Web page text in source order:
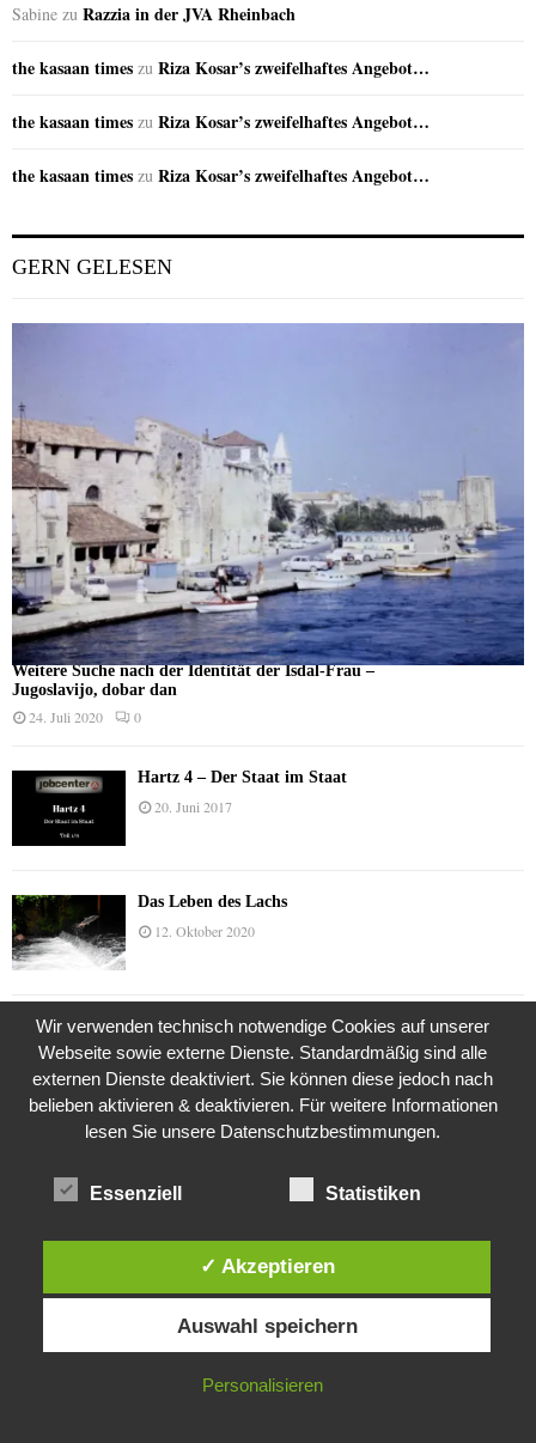
Sabine zu Razzia in der JVA Rheinbach
the kasaan times zu Riza Kosar’s zweifelhaftes Angebot…
the kasaan times zu Riza Kosar’s zweifelhaftes Angebot…
the kasaan times zu Riza Kosar’s zweifelhaftes Angebot…
GERN GELESEN
Weitere Suche nach der Identität der Isdal-Frau –
Jugoslavijo, dobar dan
24. Juli 2020 0
Hartz 4 – Der Staat im Staat
20. Juni 2017
Das Leben des Lachs
12. Oktober 2020
Die Geschichte der Kubushäuser
9. Juli 2018
Die Brexit-Lüge (1/8 Teil)
Diese Website verwendet Cookies. Durch die weitere Nutzung dieser
Website stimmst du der Verwendung von Cookies zu.
IN ORDNUNG
Wir verwenden technisch notwendige Cookies auf unserer
Webseite sowie externe Dienste. Standardmäßig sind alle
externen Dienste deaktiviert. Sie können diese jedoch nach
belieben aktivieren & deaktivieren. Für weitere Informationen
lesen Sie unsere Datenschutzbestimmungen.
Essenziell Statistiken
✓ Akzeptieren
Auswahl speichern
Personalisieren